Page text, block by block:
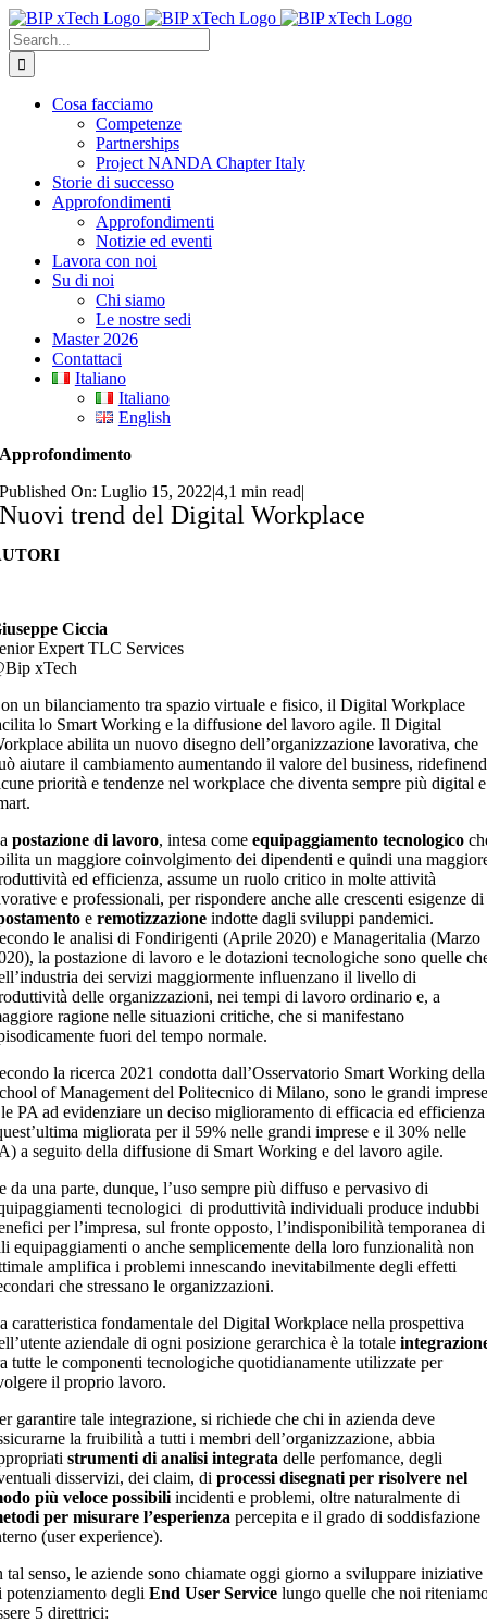
Skip
to
content
Search
for:
Cosa facciamo
Competenze
Partnerships
Project NANDA Chapter Italy
Storie di successo
Approfondimenti
Approfondimenti
Notizie ed eventi
Lavora con noi
Su di noi
Chi siamo
Le nostre sedi
Master 2026
Contattaci
Italiano
Italiano
English
Approfondimento
Published On: Luglio 15, 2022|4,1 min read|
Nuovi trend del Digital Workplace
Ciccia
Expert TLC Services
xTech
un bilanciamento tra spazio virtuale e fisico, il Digital Workplace
lo Smart Working e la diffusione del lavoro agile. Il Digital
abilita un nuovo disegno dell’organizzazione lavorativa, che
aiutare il cambiamento aumentando il valore del business,
priorità e tendenze nel workplace che diventa sempre più digital e
postazione di lavoro, intesa comeequipaggiamento tecnologico
un maggiore coinvolgimento dei dipendenti e quindi una
ed efficienza, assume un ruolo critico in molte attività
e professionali, per rispondere anche alle crescenti esigenze di
eremotizzazioneindotte dagli sviluppi pandemici.
le analisi di Fondirigenti (Aprile 2020) e Manageritalia (Marzo
la postazione di lavoro e le dotazioni tecnologiche sono quelle
dei servizi maggiormente influenzano il livello di
delle organizzazioni, nei tempi di lavoro ordinario e, a
ragione nelle situazioni critiche, che si manifestano
fuori del tempo normale.
la ricerca 2021 condotta dall’Osservatorio Smart Working della
of Management del Politecnico di Milano, sono le grandi
PA ad evidenziare un deciso miglioramento di efficacia ed efficienza
migliorata per il 59% nelle grandi imprese e il 30% nelle
a seguito della diffusione di Smart Working e del lavoro agile.
da una parte, dunque, l’uso sempre più diffuso e pervasivo di
tecnologici di produttività individuali produce indubbi
per l’impresa, sul fronte opposto, l’indisponibilità temporanea di
equipaggiamenti o anche semplicemente della loro funzionalità non
amplifica i problemi innescando inevitabilmente degli effetti
che stressano le organizzazioni.
caratteristica fondamentale del Digital Workplace nella prospettiva
aziendale di ogni posizione gerarchica è la totale
tutte le componenti tecnologiche quotidianamente utilizzate per
il proprio lavoro.
garantire tale integrazione, si richiede che chi in azienda deve
la fruibilità a tutti i membri dell’organizzazione, abbia
strumenti di analisi integrata delle perfomance, degli
disservizi, dei claim, diprocessi disegnati per risolvere nel
più veloce possibili incidenti e problemi, oltre naturalmente di
per misurare l’esperienza percepita e il grado di soddisfazione
(user experience).
tal senso, le aziende sono chiamate oggi giorno a sviluppare iniziative
potenziamento degliEnd User Service lungo quelle che noi
5 direttrici: